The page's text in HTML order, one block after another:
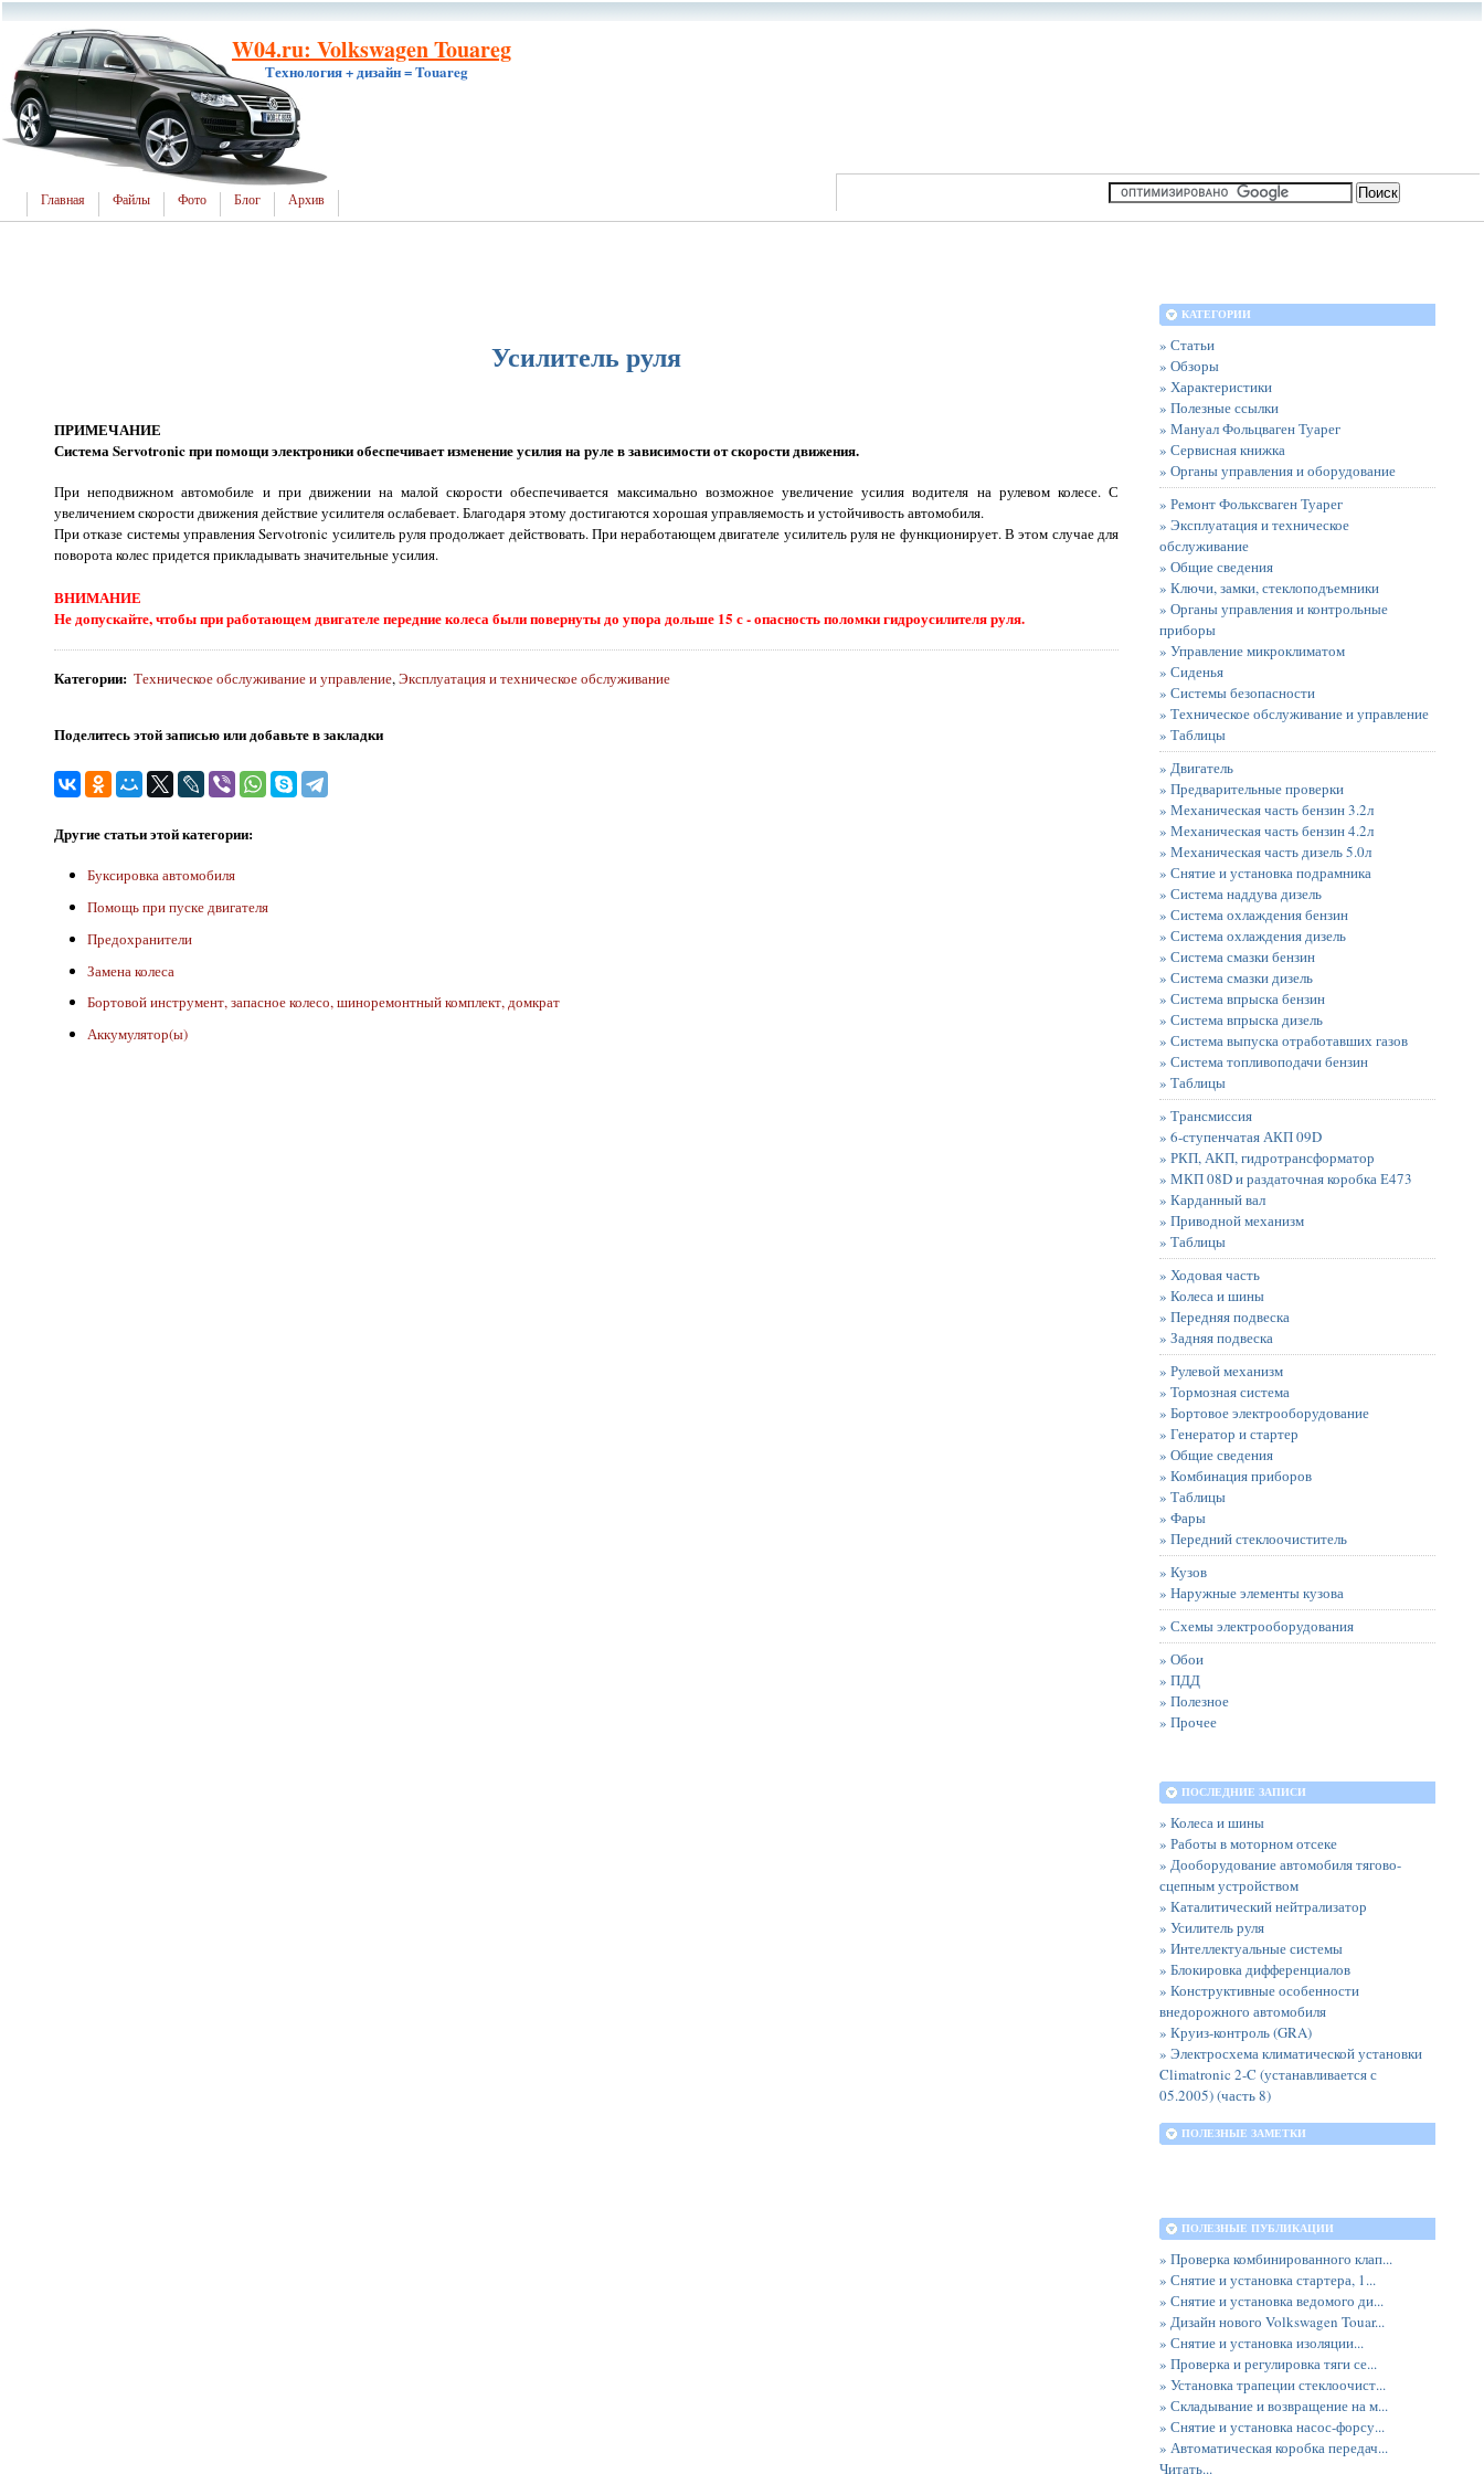
W04.ru: Volkswagen Touareg
Технология + дизайн = Touareg
Главная Файлы Фото Блог Архив
Усилитель руля
ПРИМЕЧАНИЕ
Система Servotronic при помощи электроники обеспечивает изменение усилия на руле в зависимости от скорости движения.
При неподвижном автомобиле и при движении на малой скорости обеспечивается максимально возможное увеличение усилия водителя на рулевом колесе. С
увеличением скорости движения действие усилителя ослабевает. Благодаря этому достигаются хорошая управляемость и устойчивость автомобиля.
При отказе системы управления Servotronic усилитель руля продолжает действовать. При неработающем двигателе усилитель руля не функционирует. В этом случае для
поворота колес придется прикладывать значительные усилия.
ВНИМАНИЕ
Не допускайте, чтобы при работающем двигателе передние колеса были повернуты до упора дольше 15 с - опасность поломки гидроусилителя руля.
Категории: Техническое обслуживание и управление,Эксплуатация и техническое обслуживание
Поделитесь этой записью или добавьте в закладки
Другие статьи этой категории:
Буксировка автомобиля
Помощь при пуске двигателя
Предохранители
Замена колеса
Бортовой инструмент, запасное колесо, шиноремонтный комплект, домкрат
Аккумулятор(ы)
КАТЕГОРИИ
» Статьи
» Обзоры
» Характеристики
» Полезные ссылки
» Мануал Фольцваген Туарег
» Сервисная книжка
» Органы управления и оборудование
» Ремонт Фольксваген Туарег
» Эксплуатация и техническое
обслуживание
» Общие сведения
» Ключи, замки, стеклоподъемники
» Органы управления и контрольные
приборы
» Управление микроклиматом
» Сиденья
» Системы безопасности
» Техническое обслуживание и управление
» Таблицы
» Двигатель
» Предварительные проверки
» Механическая часть бензин 3.2л
» Механическая часть бензин 4.2л
» Механическая часть дизель 5.0л
» Снятие и установка подрамника
» Система наддува дизель
» Система охлаждения бензин
» Система охлаждения дизель
» Система смазки бензин
» Система смазки дизель
» Система впрыска бензин
» Система впрыска дизель
» Система выпуска отработавших газов
» Система топливоподачи бензин
» Таблицы
» Трансмиссия
» 6-ступенчатая АКП 09D
» РКП, АКП, гидротрансформатор
» МКП 08D и раздаточная коробка Е473
» Карданный вал
» Приводной механизм
» Таблицы
» Ходовая часть
» Колеса и шины
» Передняя подвеска
» Задняя подвеска
» Рулевой механизм
» Тормозная система
» Бортовое электрооборудование
» Генератор и стартер
» Общие сведения
» Комбинация приборов
» Таблицы
» Фары
» Передний стеклоочиститель
» Кузов
» Наружные элементы кузова
» Схемы электрооборудования
» Обои
» ПДД
» Полезное
» Прочее
ПОСЛЕДНИЕ ЗАПИСИ
» Колеса и шины
» Работы в моторном отсеке
» Дооборудование автомобиля тягово-
сцепным устройством
» Каталитический нейтрализатор
» Усилитель руля
» Интеллектуальные системы
» Блокировка дифференциалов
» Конструктивные особенности
внедорожного автомобиля
» Круиз-контроль (GRA)
» Электросхема климатической установки
Climatronic 2-C (устанавливается с
05.2005) (часть 8)
ПОЛЕЗНЫЕ ЗАМЕТКИ
ПОЛЕЗНЫЕ ПУБЛИКАЦИИ
» Проверка комбинированного клап...
» Снятие и установка стартера, 1...
» Снятие и установка ведомого ди...
» Дизайн нового Volkswagen Touar...
» Снятие и установка изоляции...
» Проверка и регулировка тяги се...
» Установка трапеции стеклоочист...
» Складывание и возвращение на м...
» Снятие и установка насос-форсу...
» Автоматическая коробка передач...
Читать...